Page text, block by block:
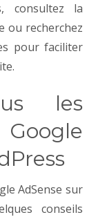
consultez la
ou recherchez
pour faciliter
les
AdSense sur
conseils